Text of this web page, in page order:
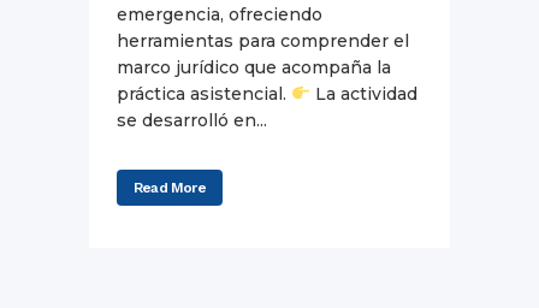
emergencia, ofreciendo
herramientas para comprender el
marco jurídico que acompaña la
práctica asistencial.
La actividad
se desarrolló en...
Read More